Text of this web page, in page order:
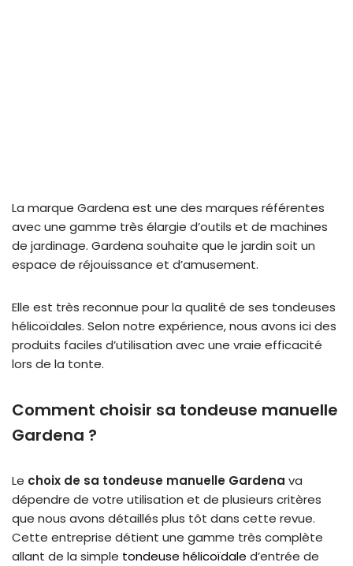
La marque Gardena est une des marques référentes
avec une gamme très élargie d’outils et de machines
de jardinage. Gardena souhaite que le jardin soit un
espace de réjouissance et d’amusement.
Elle est très reconnue pour la qualité de ses tondeuses
hélicoïdales. Selon notre expérience, nous avons ici des
produits faciles d’utilisation avec une vraie efficacité
lors de la tonte.
Comment choisir sa tondeuse manuelle
Gardena ?
Le choix de sa tondeuse manuelle Gardena va
dépendre de votre utilisation et de plusieurs critères
que nous avons détaillés plus tôt dans cette revue.
Cette entreprise détient une gamme très complète
allant de la simple tondeuse hélicoïdale d’entrée de